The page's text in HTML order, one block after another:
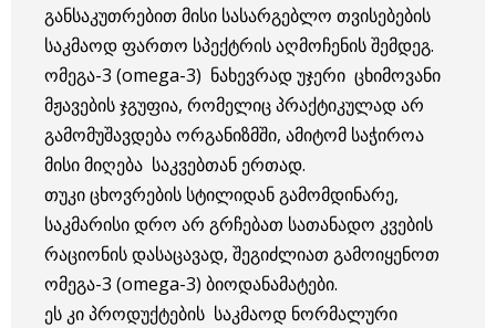
განსაკუთრებით მისი სასარგებლო თვისებების
საკმაოდ ფართო სპექტრის აღმოჩენის შემდეგ.
ომეგა-3 (omega-3) ნახევრად უჯერი ცხიმოვანი
მჟავების ჯგუფია, რომელიც პრაქტიკულად არ
გამომუშავდება ორგანიზმში, ამიტომ საჭიროა
მისი მიღება საკვებთან ერთად.
თუკი ცხოვრების სტილიდან გამომდინარე,
საკმარისი დრო არ გრჩებათ სათანადო კვების
რაციონის დასაცავად, შეგიძლიათ გამოიყენოთ
ომეგა-3 (omega-3) ბიოდანამატები.
ეს კი პროდუქტების საკმაოდ ნორმალური